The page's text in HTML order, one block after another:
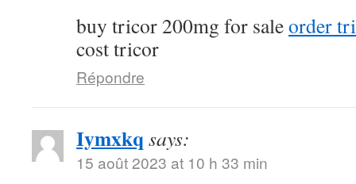
buy tricor 200mg for saleorder
cost tricor
Répondre
Iymxkq says:
15 août 2023 at 10 h 33 min